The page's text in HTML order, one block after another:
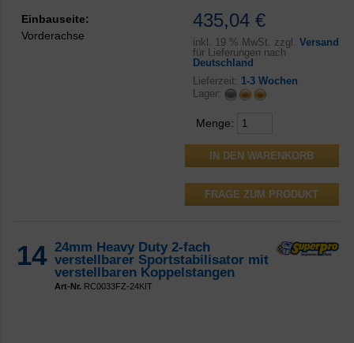
435,04 €
inkl. 19 % MwSt. zzgl. Versand
für Lieferungen nach
Deutschland
Lieferzeit: 1-3 Wochen
Lager:
Menge:
FRAGE ZUM PRODUKT
Einbauseite:
Vorderachse
14 24mm Heavy Duty 2-fach
verstellbarer Sportstabilisator mit
verstellbaren Koppelstangen
Art-Nr. RC0033FZ-24KIT